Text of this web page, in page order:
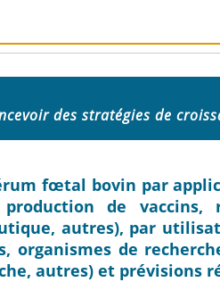
des stratégies de
fœtal bovin par
de vaccins,
autres), par
organismes de
autres) et prévisions